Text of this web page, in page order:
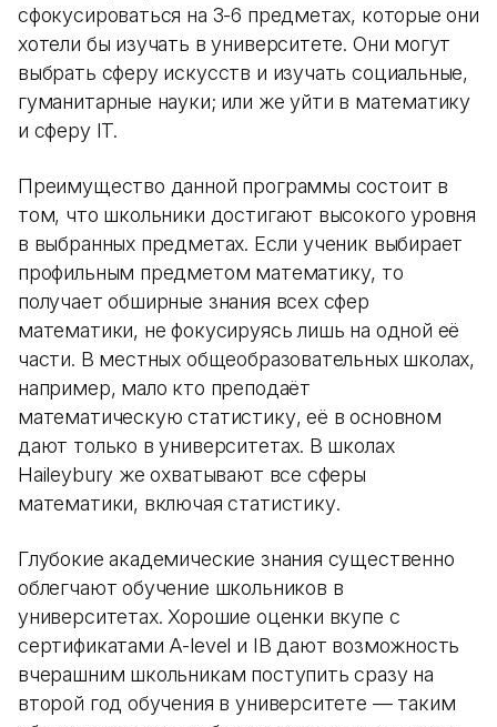
сфокусироваться на 3-6 предметах, которые они
хотели бы изучать в университете. Они могут
выбрать сферу искусств и изучать социальные,
гуманитарные науки; или же уйти в математику
и сферу IT.
Преимущество данной программы состоит в
том, что школьники достигают высокого уровня
в выбранных предметах. Если ученик выбирает
профильным предметом математику, то
получает обширные знания всех сфер
математики, не фокусируясь лишь на одной её
части. В местных общеобразовательных школах,
например, мало кто преподаёт
математическую статистику, её в основном
дают только в университетах. В школах
Haileybury же охватывают все сферы
математики, включая статистику.
Глубокие академические знания существенно
облегчают обучение школьников в
университетах. Хорошие оценки вкупе с
сертификатами A-level и IB дают возможность
вчерашним школьникам поступить сразу на
второй год обучения в университете — таким